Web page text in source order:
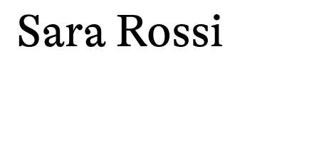
Sara Rossi